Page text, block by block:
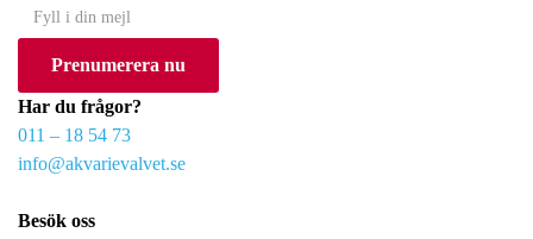
o
r
Prenumerera nu
Har du frågor?
011 – 18 54 73
info@akvarievalvet.se
Besök oss